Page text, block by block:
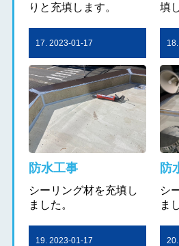
りと充填します。
填
17. 2023-01-17
防水工事
シーリング材を充填し
ました。
防
シ
ま
19. 2023-01-17